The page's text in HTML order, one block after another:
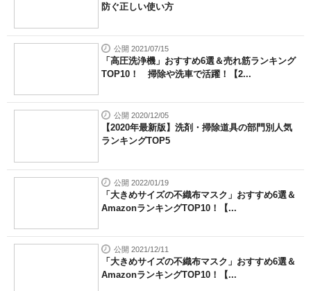
防ぐ正しい使い方
公開 2021/07/15
「高圧洗浄機」おすすめ6選＆売れ筋ランキング
TOP10！ 掃除や洗車で活躍！【2...
公開 2020/12/05
【2020年最新版】洗剤・掃除道具の部門別人気
ランキングTOP5
公開 2022/01/19
「大きめサイズの不織布マスク」おすすめ6選＆
AmazonランキングTOP10！【...
公開 2021/12/11
「大きめサイズの不織布マスク」おすすめ6選＆
AmazonランキングTOP10！【...